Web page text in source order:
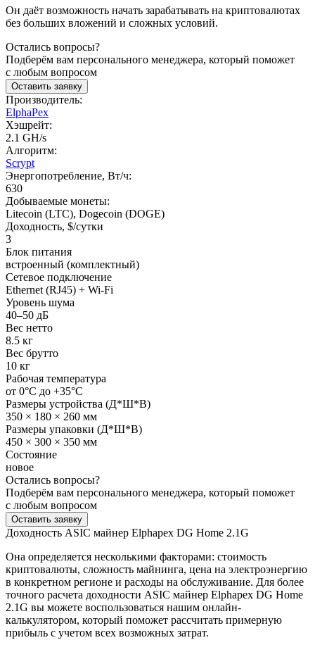
Он даёт возможность начать зарабатывать на криптовалютах
без больших вложений и сложных условий.
Остались вопросы?
Подберём вам персонального менеджера, который поможет
с любым вопросом
Оставить заявку
Производитель:
ElphaPex
Хэшрейт:
2.1 GH/s
Алгоритм:
Scrypt
Энергопотребление, Вт/ч:
630
Добываемые монеты:
Litecoin (LTC), Dogecoin (DOGE)
Доходность, $/сутки
3
Блок питания
встроенный (комплектный)
Сетевое подключение
Ethernet (RJ45) + Wi-Fi
Уровень шума
40–50 дБ
Вес нетто
8.5 кг
Вес брутто
10 кг
Рабочая температура
от 0°C до +35°C
Размеры устройства (Д*Ш*В)
350 × 180 × 260 мм
Размеры упаковки (Д*Ш*В)
450 × 300 × 350 мм
Состояние
новое
Остались вопросы?
Подберём вам персонального менеджера, который поможет
с любым вопросом
Оставить заявку
Доходность ASIC майнер Elphapex DG Home 2.1G
Она определяется несколькими факторами: стоимость
криптовалюты, сложность майнинга, цена на электроэнергию
в конкретном регионе и расходы на обслуживание. Для более
точного расчета доходности ASIC майнер Elphapex DG Home
2.1G вы можете воспользоваться нашим онлайн-
калькулятором, который поможет рассчитать примерную
прибыль с учетом всех возможных затрат.